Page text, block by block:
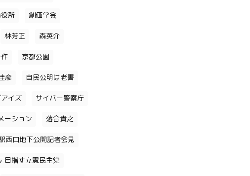
所 創価学会
林芳正 森英介
京都公園
彦 自民公明は老害
イズ サイバー警察庁
ーション 落合貴之
西口地下公開記者会見
目指す立憲民主党